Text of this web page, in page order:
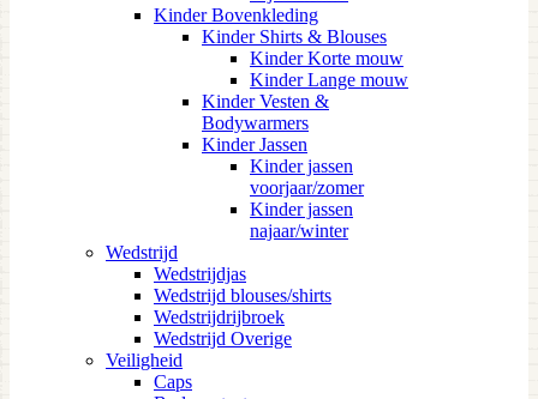
Kinder Bovenkleding
Kinder Shirts & Blouses
Kinder Korte mouw
Kinder Lange mouw
Kinder Vesten &
Bodywarmers
Kinder Jassen
Kinder jassen
voorjaar/zomer
Kinder jassen
najaar/winter
Wedstrijd
Wedstrijdjas
Wedstrijd blouses/shirts
Wedstrijdrijbroek
Wedstrijd Overige
Veiligheid
Caps